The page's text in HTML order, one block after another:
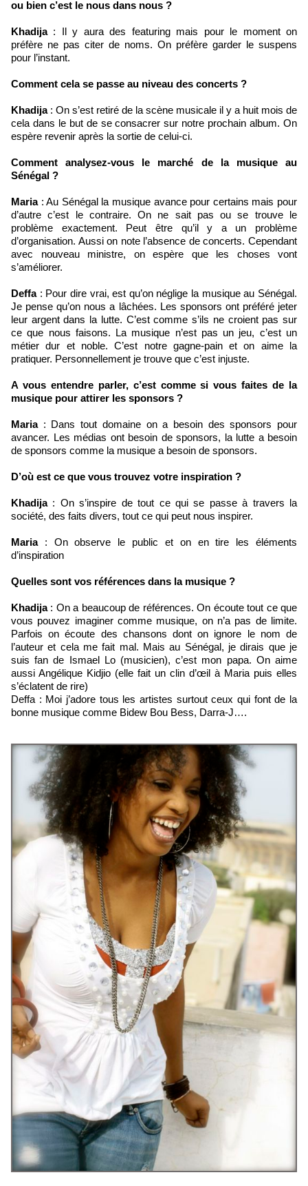
ou bien c’est le nous dans nous ?
Khadija : Il y aura des featuring mais pour le moment on
préfère ne pas citer de noms. On préfère garder le suspens
pour l’instant.
Comment cela se passe au niveau des concerts ?
Khadija : On s’est retiré de la scène musicale il y a huit mois de
cela dans le but de se consacrer sur notre prochain album. On
espère revenir après la sortie de celui-ci.
Comment analysez-vous le marché de la musique au
Sénégal ?
Maria : Au Sénégal la musique avance pour certains mais pour
d’autre c’est le contraire. On ne sait pas ou se trouve le
problème exactement. Peut être qu’il y a un problème
d’organisation. Aussi on note l’absence de concerts. Cependant
avec nouveau ministre, on espère que les choses vont
s’améliorer.
Deffa: Pour dire vrai, est qu’on néglige la musique au Sénégal.
Je pense qu’on nous a lâchées. Les sponsors ont préféré jeter
leur argent dans la lutte. C’est comme s’ils ne croient pas sur
ce que nous faisons. La musique n’est pas un jeu, c’est un
métier dur et noble. C’est notre gagne-pain et on aime la
pratiquer. Personnellement je trouve que c’est injuste.
A vous entendre parler, c’est comme si vous faites de la
musique pour attirer les sponsors ?
Maria : Dans tout domaine on a besoin des sponsors pour
avancer. Les médias ont besoin de sponsors, la lutte a besoin
de sponsors comme la musique a besoin de sponsors.
D’où est ce que vous trouvez votre inspiration ?
Khadija : On s’inspire de tout ce qui se passe à travers la
société, des faits divers, tout ce qui peut nous inspirer.
Maria : On observe le public et on en tire les éléments
d’inspiration
Quelles sont vos références dans la musique ?
Khadija : On a beaucoup de références. On écoute tout ce que
vous pouvez imaginer comme musique, on n’a pas de limite.
Parfois on écoute des chansons dont on ignore le nom de
l’auteur et cela me fait mal. Mais au Sénégal, je dirais que je
suis fan de Ismael Lo (musicien), c’est mon papa. On aime
aussi Angélique Kidjio (elle fait un clin d’œil à Maria puis elles
s’éclatent de rire)
Deffa : Moi j’adore tous les artistes surtout ceux qui font de la
bonne musique comme Bidew Bou Bess, Darra-J….